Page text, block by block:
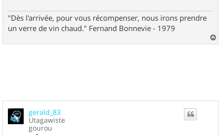
"Dès l'arrivée, pour vous récompenser, nous irons prendre
un verre de vin chaud." Fernand Bonnevie - 1979
a
gerald_83
Utagawiste
gourou